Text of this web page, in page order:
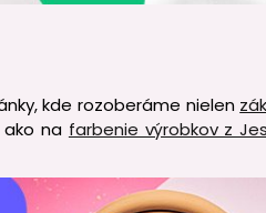
kde rozoberáme nielen
ako na farbenie výrobkov z